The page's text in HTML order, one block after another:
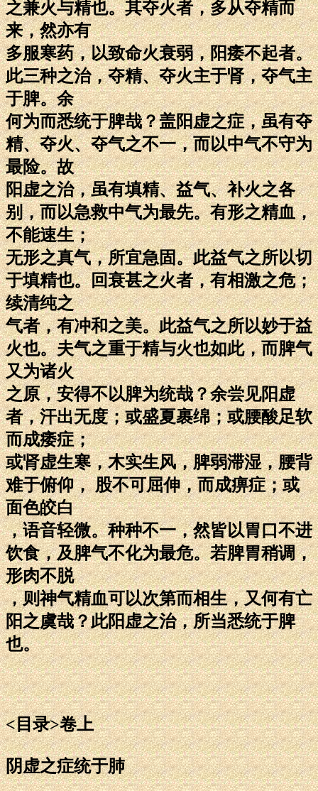
之兼火与精也。其夺火者，多从夺精而
来，然亦有
多服寒药，以致命火衰弱，阳痿不起者。
此三种之治，夺精、夺火主于肾，夺气主
于脾。余
何为而悉统于脾哉？盖阳虚之症，虽有夺
精、夺火、夺气之不一，而以中气不守为
最险。故
阳虚之治，虽有填精、益气、补火之各
别，而以急救中气为最先。有形之精血，
不能速生；
无形之真气，所宜急固。此益气之所以切
于填精也。回衰甚之火者，有相激之危；
续清纯之
气者，有冲和之美。此益气之所以妙于益
火也。夫气之重于精与火也如此，而脾气
又为诸火
之原，安得不以脾为统哉？余尝见阳虚
者，汗出无度；或盛夏裹绵；或腰酸足软
而成痿症；
或肾虚生寒，木实生风，脾弱滞湿，腰背
难于俯仰， 股不可屈伸，而成痹症；或
面色皎白
，语音轻微。种种不一，然皆以胃口不进
饮食，及脾气不化为最危。若脾胃稍调，
形肉不脱
，则神气精血可以次第而相生，又何有亡
阳之虞哉？此阳虚之治，所当悉统于脾
也。
<目录>卷上
阴虚之症统于肺